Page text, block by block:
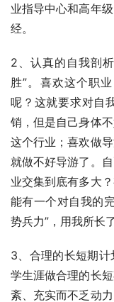
业指导中心和高年
经。
2、认真的自我剖
胜”。喜欢这个职
呢？这就要求对自
销，但是自己身体
这个行业；喜欢做
就做不好导游了。
业交集到底有多大
能有一个对自我的
势兵力”，用我所长了
3、合理的长短期
学生涯做合理的长
紊、充实而不乏动